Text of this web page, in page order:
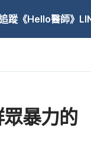
蹤《Hello醫師》
暴力的